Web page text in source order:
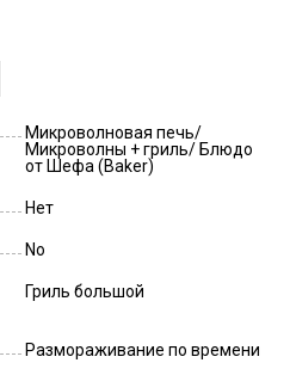
Микроволновая печь/
Микроволны + гриль/ Блюдо
от Шефа (Baker)
Нет
No
Гриль большой
Размораживание по времени